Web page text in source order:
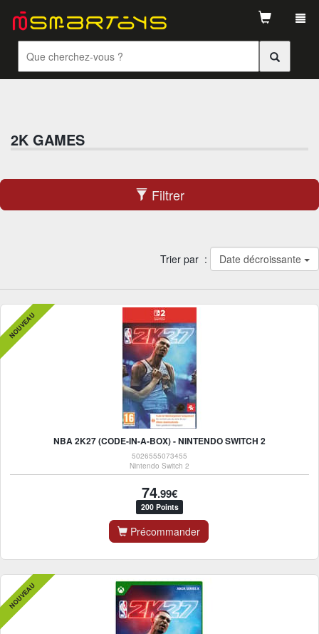
2K GAMES
Filtrer
Trier par : Date décroissante
NBA 2K27 (CODE-IN-A-BOX) - NINTENDO SWITCH 2
5026555073455
Nintendo Switch 2
74.99€
200 Points
Précommander
NOUVEAU
NOUVEAU